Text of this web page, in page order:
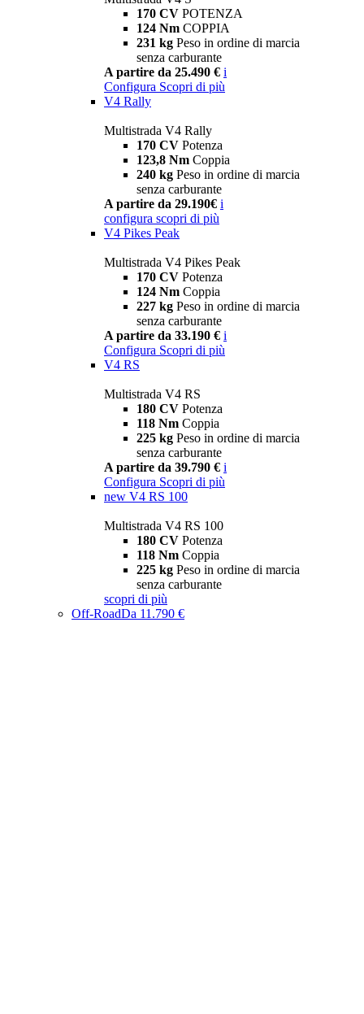
170 CV POTENZA
124 Nm COPPIA
231 kg Peso in ordine di marcia
senza carburante
A partire da 25.490 € i
Configura Scopri di più
V4 Rally
Multistrada V4 Rally
170 CV Potenza
123,8 Nm Coppia
240 kg Peso in ordine di marcia
senza carburante
A partire da 29.190€ i
configura scopri di più
V4 Pikes Peak
Multistrada V4 Pikes Peak
170 CV Potenza
124 Nm Coppia
227 kg Peso in ordine di marcia
senza carburante
A partire da 33.190 € i
Configura Scopri di più
V4 RS
Multistrada V4 RS
180 CV Potenza
118 Nm Coppia
225 kg Peso in ordine di marcia
senza carburante
A partire da 39.790 € i
Configura Scopri di più
new V4 RS 100
Multistrada V4 RS 100
180 CV Potenza
118 Nm Coppia
225 kg Peso in ordine di marcia
senza carburante
scopri di più
Off-RoadDa 11.790 €